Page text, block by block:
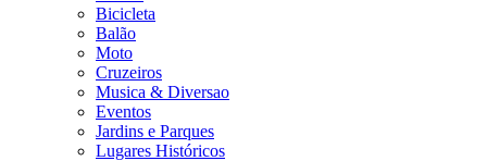
Bicicleta
Balão
Moto
Cruzeiros
Musica & Diversao
Eventos
Jardins e Parques
Lugares Históricos